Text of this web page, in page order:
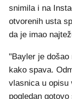
snimila i na
otvorenih usta
da je imao
"Bayler je došao
kako spava.
vlasnica u opisu
pogledan